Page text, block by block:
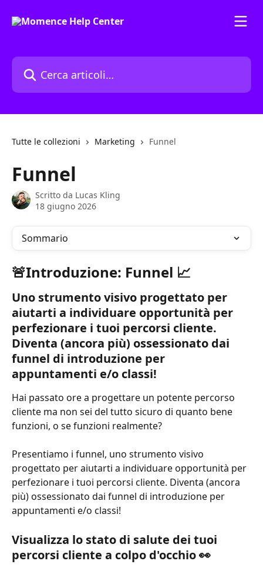
Cerca articoli…
Tutte le collezioni Marketing Funnel
Funnel
Scritto da Lucas Kling
18 giugno 2026
Sommario
🚨Introduzione: Funnel 📈
Uno strumento visivo progettato per
aiutarti a individuare opportunità per
perfezionare i tuoi percorsi cliente.
Diventa (ancora più) ossessionato dai
funnel di introduzione per
appuntamenti e/o classi!
Hai passato ore a progettare un potente percorso
cliente ma non sei del tutto sicuro di quanto bene
funzioni, o se funzioni realmente?
Presentiamo i funnel, uno strumento visivo
progettato per aiutarti a individuare opportunità per
perfezionare i tuoi percorsi cliente. Diventa (ancora
più) ossessionato dai funnel di introduzione per
appuntamenti e/o classi!
Visualizza lo stato di salute dei tuoi
percorsi cliente a colpo d'occhio 👀